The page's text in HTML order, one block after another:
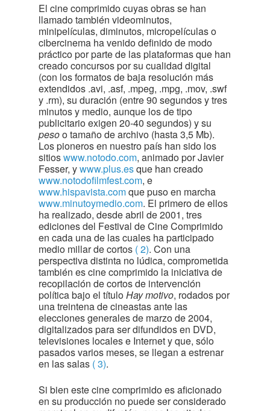
El cine comprimido cuyas obras se han
llamado también videominutos,
minipelículas, diminutos, micropelículas o
cibercinema ha venido definido de modo
práctico por parte de las plataformas que han
creado concursos por su cualidad digital
(con los formatos de baja resolución más
extendidos .avi, .asf, .mpeg, .mpg, .mov, .swf
y .rm), su duración (entre 90 segundos y tres
minutos y medio, aunque los de tipo
publicitario exigen 20-40 segundos) y su
pesoo tamaño de archivo (hasta 3,5 Mb).
Los pioneros en nuestro país han sido los
sitioswww.notodo.com, animado por Javier
Fesser, ywww.plus.esque han creado
www.notodofilmfest.com, e
www.hispavista.comque puso en marcha
www.minutoymedio.com. El primero de ellos
ha realizado, desde abril de 2001, tres
ediciones del Festival de Cine Comprimido
en cada una de las cuales ha participado
medio millar de cortos ( 2). Con una
perspectiva distinta no lúdica, comprometida
también es cine comprimido la iniciativa de
recopilación de cortos de intervención
política bajo el títuloHay motivo, rodados por
una treintena de cineastas ante las
elecciones generales de marzo de 2004,
digitalizados para ser difundidos en DVD,
televisiones locales e Internet y que, sólo
pasados varios meses, se llegan a estrenar
en las salas ( 3).
Si bien este cine comprimido es aficionado
en su producción no puede ser considerado